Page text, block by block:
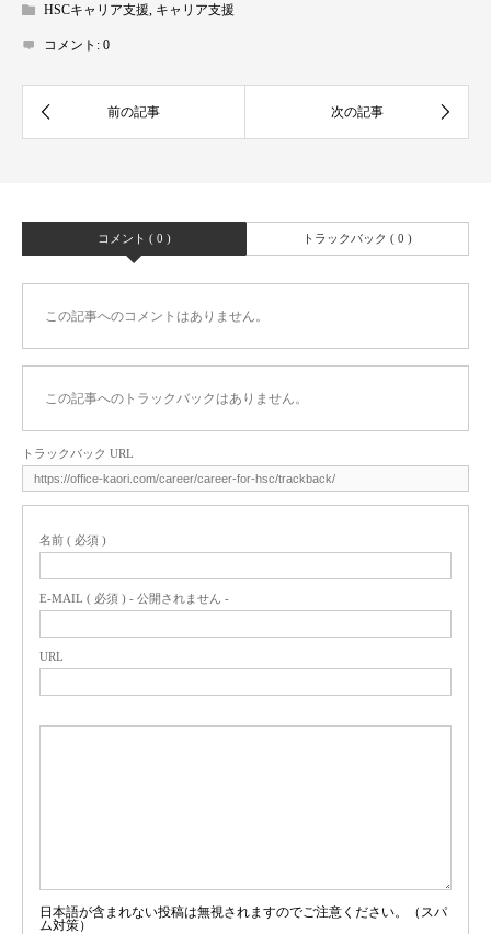
HSCキャリア支援, キャリア支援
コメント: 0
コメント ( 0 ) トラックバック ( 0 )
この記事へのコメントはありません。
この記事へのトラックバックはありません。
トラックバック URL
名前 ( 必須 )
E-MAIL ( 必須 ) - 公開されません -
URL
日本語が含まれない投稿は無視されますのでご注意ください。（スパ
ム対策）